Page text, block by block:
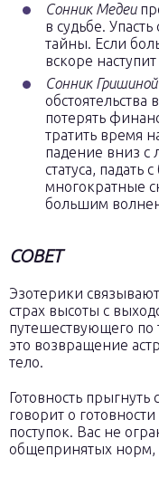
Сонник Медеи
в судьбе.
тайны. Если
вскоре
Сонник Гришиной
потерять
тратить время
падение вниз с
статуса,
многократные
большим
СОВЕТ
Эзотерики
страх высоты с
путешествующего
это возвращение
тело.
Готовность
говорит о
поступок. Вас не
общепринятых норм,